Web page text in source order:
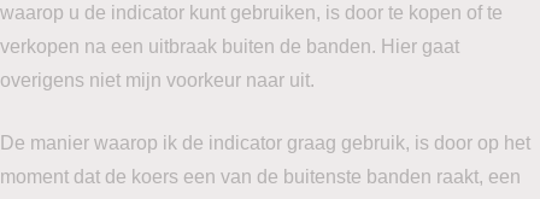
waarop u de indicator kunt gebruiken, is door te kopen of te
verkopen na een uitbraak buiten de banden. Hier gaat
overigens niet mijn voorkeur naar uit.
De manier waarop ik de indicator graag gebruik, is door op het
moment dat de koers een van de buitenste banden raakt, een